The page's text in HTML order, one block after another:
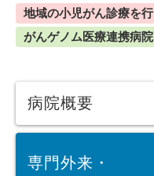
地域の小児がん診療を
がんゲノム医療連携病院
病院概要
専門外来・